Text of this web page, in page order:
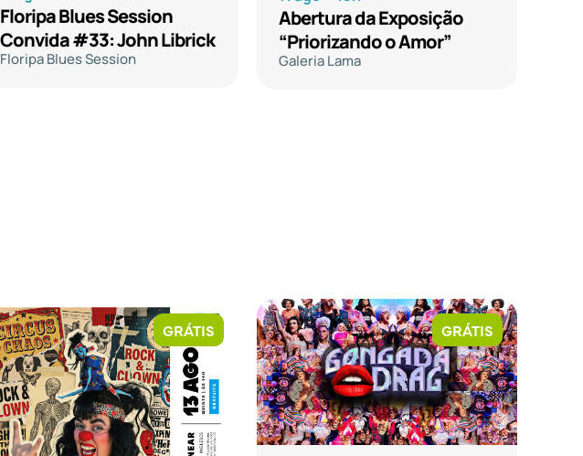
Floripa Blues Session
Convida #33: John Librick
Floripa Blues Session
Abertura da Exposição
“Priorizando o Amor”
Galeria Lama
GRÁTIS GRÁTIS